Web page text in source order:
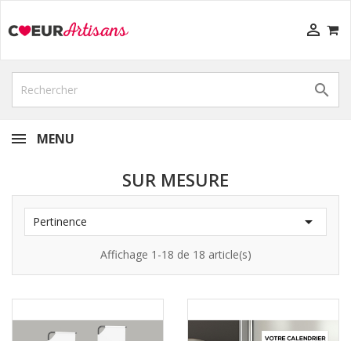


MENU
SUR MESURE
Pertinence 
Affichage 1-18 de 18 article(s)